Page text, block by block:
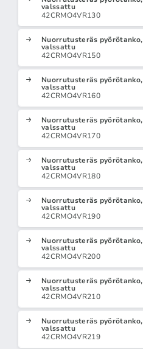
valssattu
42CRMO4VR130
Nuorrutusteräs pyörötanko,
valssattu
42CRMO4VR150
Nuorrutusteräs pyörötanko,
valssattu
42CRMO4VR160
Nuorrutusteräs pyörötanko,
valssattu
42CRMO4VR170
Nuorrutusteräs pyörötanko,
valssattu
42CRMO4VR180
Nuorrutusteräs pyörötanko,
valssattu
42CRMO4VR190
Nuorrutusteräs pyörötanko,
valssattu
42CRMO4VR200
Nuorrutusteräs pyörötanko,
valssattu
42CRMO4VR210
Nuorrutusteräs pyörötanko,
valssattu
42CRMO4VR219